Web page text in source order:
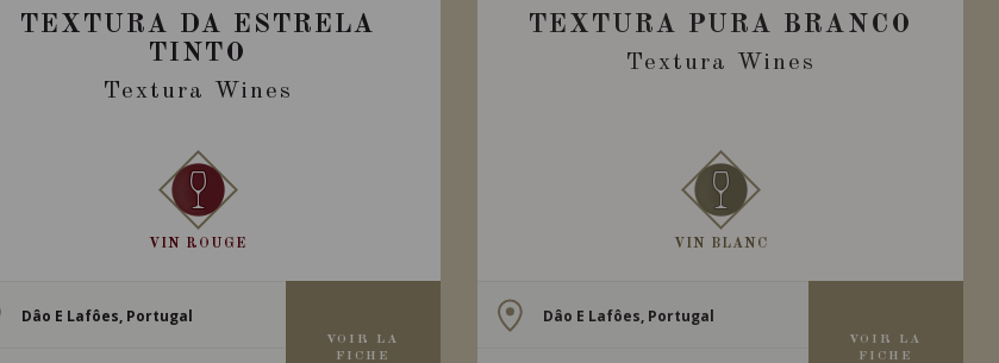
TEXTURA DA ESTRELA
TINTO
Textura Wines
VIN ROUGE
Dâo E Lafôes, Portugal
VOIR LA
FICHE
TEXTURA PURA BRANCO
Textura Wines
VIN BLANC
Dâo E Lafôes, Portugal
VOIR LA
FICHE